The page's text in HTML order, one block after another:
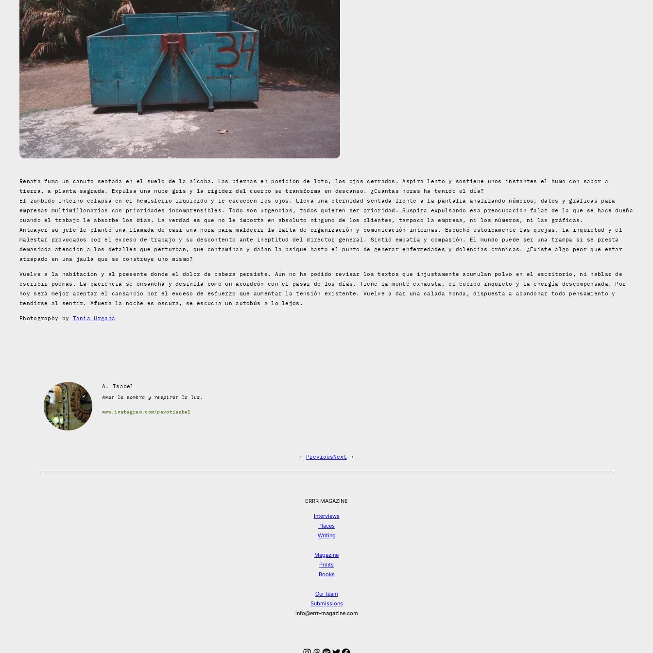
Renata fuma un canuto sentada en el suelo de la alcoba. Las piernas en posición de loto, los ojos cerrados. Aspira lento y sostiene unos instantes el humo con sabor a
tierra, a planta sagrada. Expulsa una nube gris y la rigidez del cuerpo se transforma en descanso. ¿Cuántas horas ha tenido el día?
El zumbido interno colapsa en el hemisferio izquierdo y le escuecen los ojos. Lleva una eternidad sentada frente a la pantalla analizando números, datos y gráficas para
empresas multimillonarias con prioridades incomprensibles. Todo son urgencias, todos quieren ser prioridad. Suspira expulsando esa preocupación falaz de la que se hace dueña
cuando el trabajo le absorbe los días. La verdad es que no le importa en absoluto ninguno de los clientes, tampoco la empresa, ni los números, ni las gráficas.
Anteayer su jefe le plantó una llamada de casi una hora para maldecir la falta de organización y comunicación internas. Escuchó estoicamente las quejas, la inquietud y el
malestar provocados por el exceso de trabajo y su descontento ante ineptitud del director general. Sintió empatía y compasión. El mundo puede ser una trampa si se presta
demasiada atención a los detalles que perturban, que contaminan y dañan la psique hasta el punto de generar enfermedades y dolencias crónicas. ¿Existe algo peor que estar
atrapado en una jaula que se construye uno mismo?
Vuelve a la habitación y al presente donde el dolor de cabeza persiste. Aún no ha podido revisar los textos que injustamente acumulan polvo en el escritorio, ni hablar de
escribir poemas. La paciencia se ensancha y desinfla como un acordeón con el pasar de los días. Tiene la mente exhausta, el cuerpo inquieto y la energía descompensada. Por
hoy será mejor aceptar el cansancio por el exceso de esfuerzo que aumentar la tensión existente. Vuelve a dar una calada honda, dispuesta a abandonar todo pensamiento y
rendirse al sentir. Afuera la noche es oscura, se escucha un autobús a lo lejos.
Photography by Tania Urgana
A. Isabel
Amar la sombra y respirar la luz.
www.instagram.com/pavotisabel
← PreviousNext →
ERRR MAGAZINE
Interviews
Places
Writing
Magazine
Prints
Books
Our team
Submissions
info@errr-magazine.com